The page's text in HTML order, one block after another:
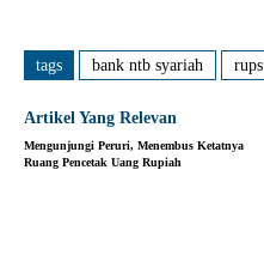
tags bank ntb syariah rups
Artikel Yang Relevan
Mengunjungi Peruri, Menembus Ketatnya
Ruang Pencetak Uang Rupiah